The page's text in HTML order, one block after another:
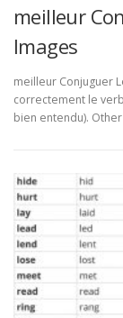
meilleur
Images
meilleur Conjuguer
correctement le
bien entendu).